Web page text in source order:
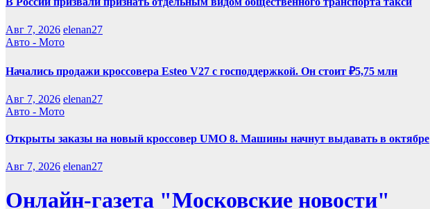
Авг 7, 2026 elenan27
Авто - Мото
Начались продажи кроссовера Esteo V27 с господдержкой. Он стоит ₽5,75 млн
Авг 7, 2026 elenan27
Авто - Мото
Открыты заказы на новый кроссовер UMO 8. Машины начнут выдавать в октябре
Авг 7, 2026 elenan27
Онлайн-газета "Московские новости"